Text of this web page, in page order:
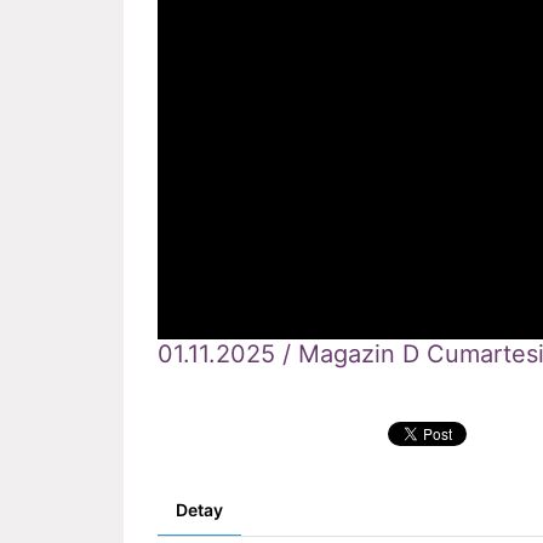
01.11.2025 / Magazin D Cumartesi
Detay